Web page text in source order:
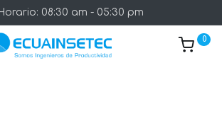
08:30 am - 05:30 pm
0